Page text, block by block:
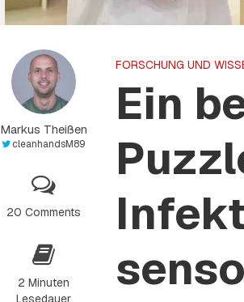
Markus Theißen
cleanhandsM89
20 Comments
2 Minuten
Lesedauer
FORSCHUNG UND
Ein